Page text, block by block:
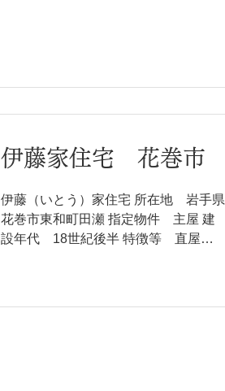
伊藤家住宅 花巻市
伊藤（いとう）家住宅 所在地 岩手県
花巻市東和町田瀬 指定物件 主屋 建
設年代 18世紀後半 特徴等 直屋